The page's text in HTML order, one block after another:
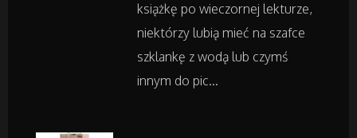
Adwokaci, Porady Prawne
Weterynaryjne, Hodowla Zwierząt
książkę po wieczornej lekturze,
niektórzy lubią mieć na szafce
szklankę z wodą lub czymś
innym do pic...